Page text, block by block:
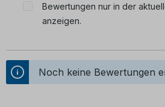
Bewertungen nur in der
anzeigen.
Noch keine Bewertungen